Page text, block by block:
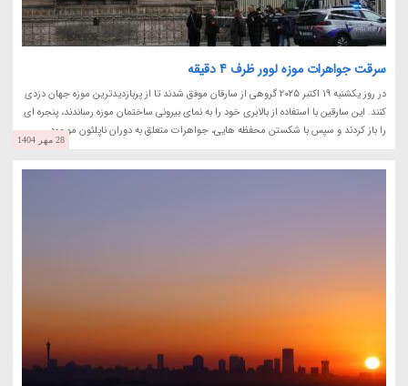
سرقت جواهرات موزه لوور ظرف 4 دقیقه
در روز یکشنبه 19 اکتبر 2025 گروهی از سارقان موفق شدند تا از پربازدیدترین موزه جهان دزدی
کنند. این سارقین با استفاده از بالابری خود را به نمای بیرونی ساختمان موزه رساندند، پنجره ای
را باز کردند و سپس با شکستن محفظه هایی، جواهرات متعلق به دوران ناپلئون موجود...
28 مهر 1404